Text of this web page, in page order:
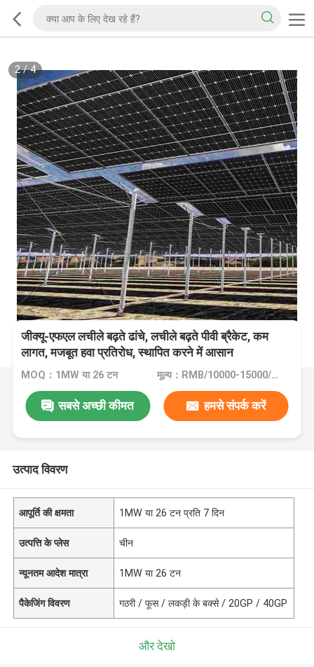
2/4
जीक्यू-एफएल लचीले बढ़ते ढांचे, लचीले बढ़ते पीवी ब्रैकेट, कम
लागत, मजबूत हवा प्रतिरोध, स्थापित करने में आसान
MOQ：1MW या 26 टन मूल्य：RMB/10000-15000/tons,Negotiable
सबसे अच्छी कीमत हमसे संपर्क करें
उत्पाद विवरण
आपूर्ति की क्षमता 1MW या 26 टन प्रति 7 दिन
उत्पत्ति के प्लेस चीन
न्यूनतम आदेश मात्रा 1MW या 26 टन
पैकेजिंग विवरण गठरी / फूस / लकड़ी के बक्से / 20GP / 40GP
और देखो